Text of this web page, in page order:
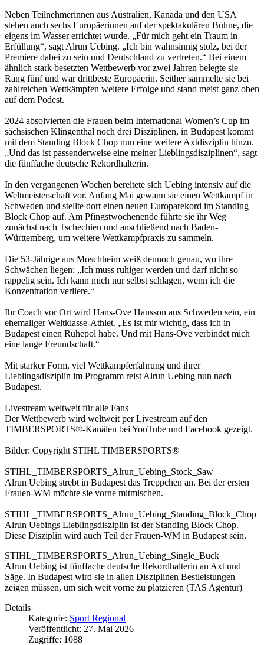
Neben Teilnehmerinnen aus Australien, Kanada und den USA
stehen auch sechs Europäerinnen auf der spektakulären Bühne, die
eigens im Wasser errichtet wurde. „Für mich geht ein Traum in
Erfüllung“, sagt Alrun Uebing. „Ich bin wahnsinnig stolz, bei der
Premiere dabei zu sein und Deutschland zu vertreten.“ Bei einem
ähnlich stark besetzten Wettbewerb vor zwei Jahren belegte sie
Rang fünf und war drittbeste Europäerin. Seither sammelte sie bei
zahlreichen Wettkämpfen weitere Erfolge und stand meist ganz oben
auf dem Podest.
2024 absolvierten die Frauen beim International Women’s Cup im
sächsischen Klingenthal noch drei Disziplinen, in Budapest kommt
mit dem Standing Block Chop nun eine weitere Axtdisziplin hinzu.
„Und das ist passenderweise eine meiner Lieblingsdisziplinen“, sagt
die fünffache deutsche Rekordhalterin.
In den vergangenen Wochen bereitete sich Uebing intensiv auf die
Weltmeisterschaft vor. Anfang Mai gewann sie einen Wettkampf in
Schweden und stellte dort einen neuen Europarekord im Standing
Block Chop auf. Am Pfingstwochenende führte sie ihr Weg
zunächst nach Tschechien und anschließend nach Baden-
Württemberg, um weitere Wettkampfpraxis zu sammeln.
Die 53-Jährige aus Moschheim weiß dennoch genau, wo ihre
Schwächen liegen: „Ich muss ruhiger werden und darf nicht so
rappelig sein. Ich kann mich nur selbst schlagen, wenn ich die
Konzentration verliere.“
Ihr Coach vor Ort wird Hans-Ove Hansson aus Schweden sein, ein
ehemaliger Weltklasse-Athlet. „Es ist mir wichtig, dass ich in
Budapest einen Ruhepol habe. Und mit Hans-Ove verbindet mich
eine lange Freundschaft.“
Mit starker Form, viel Wettkampferfahrung und ihrer
Lieblingsdisziplin im Programm reist Alrun Uebing nun nach
Budapest.
Livestream weltweit für alle Fans
Der Wettbewerb wird weltweit per Livestream auf den
TIMBERSPORTS®-Kanälen bei YouTube und Facebook gezeigt.
Bilder: Copyright STIHL TIMBERSPORTS®
STIHL_TIMBERSPORTS_Alrun_Uebing_Stock_Saw
Alrun Uebing strebt in Budapest das Treppchen an. Bei der ersten
Frauen-WM möchte sie vorne mitmischen.
STIHL_TIMBERSPORTS_Alrun_Uebing_Standing_Block_Chop
Alrun Uebings Lieblingsdisziplin ist der Standing Block Chop.
Diese Disziplin wird auch Teil der Frauen-WM in Budapest sein.
STIHL_TIMBERSPORTS_Alrun_Uebing_Single_Buck
Alrun Uebing ist fünffache deutsche Rekordhalterin an Axt und
Säge. In Budapest wird sie in allen Disziplinen Bestleistungen
zeigen müssen, um sich weit vorne zu platzieren (TAS Agentur)
Details
Kategorie: Sport Regional
Veröffentlicht: 27. Mai 2026
Zugriffe: 1088